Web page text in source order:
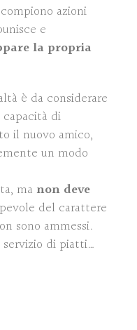
azioni
e
la propria
è da considerare
di
il nuovo amico,
un modo
ma non deve
del carattere
sono ammessi.
di piatti…